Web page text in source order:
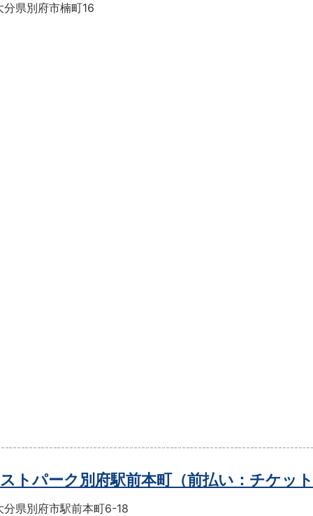
分県別府市楠町16
ストパーク別府駅前本町（前払い：チケッ
分県別府市駅前本町6-18